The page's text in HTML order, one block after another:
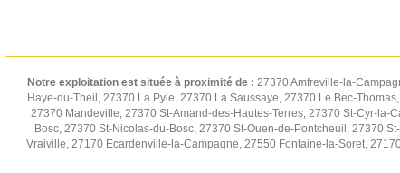
Notre exploitation est située à proximité de : 27370 Amfreville-la-
Haye-du-Theil, 27370 La Pyle, 27370 La Saussaye, 27370 Le Bec-
27370 Mandeville, 27370 St-Amand-des-Hautes-Terres, 27370 St-Cyr-
Bosc, 27370 St-Nicolas-du-Bosc, 27370 St-Ouen-de-Pontcheuil, 27370
Vraiville, 27170 Ecardenville-la-Campagne, 27550 Fontaine-la-Soret,